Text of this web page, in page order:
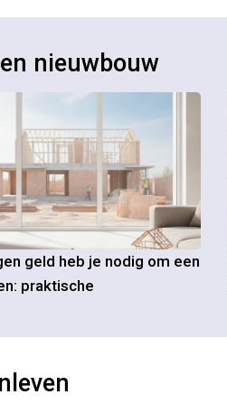
nieuwbouw
geld heb je nodig om een
praktische